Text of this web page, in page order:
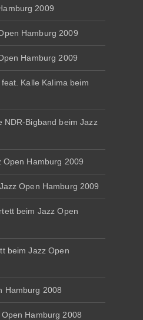
2009
Hamburg 2009
Hamburg 2009
Kalle Kalima beim
NDR-Bigband beim Jazz
Open Hamburg 2009
Open Hamburg 2009
beim Jazz Open
beim Jazz Open
Hamburg 2008
Hamburg 2008